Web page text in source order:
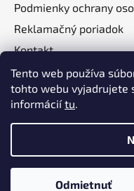
Tento web používa
tohto webu vyjadrujete
informáciítu.
Odmietnuť
Podmienky ochrany
Reklamačný poriadok
Kontakt
O nás
Vytvoril
Copyright 2026